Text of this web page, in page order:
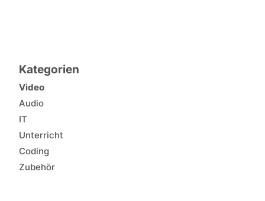
Kategorien
Video
Audio
IT
Unterricht
Coding
Zubehör